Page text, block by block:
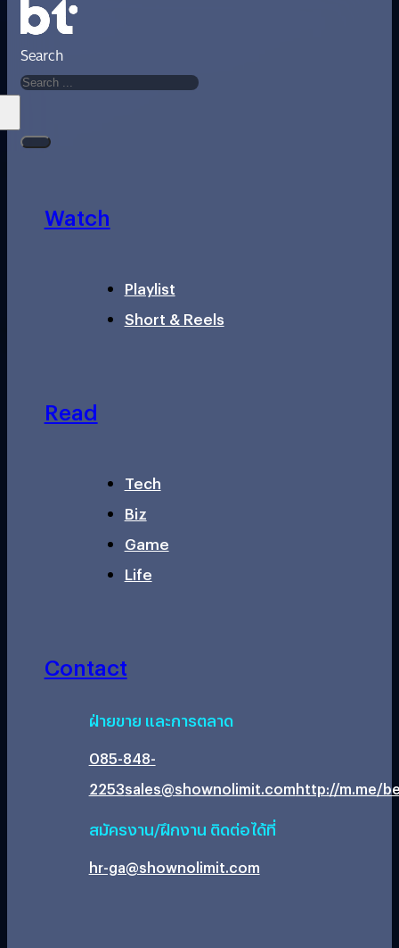
Search
Watch
Playlist
Short & Reels
Read
Tech
Biz
Game
Life
Contact
ฝ่ายขาย และการตลาด
085-848-
2253sales@shownolimit.comhttp://m.me/
สมัครงาน/ฝึกงาน ติดต่อได้ที่
hr-ga@shownolimit.com